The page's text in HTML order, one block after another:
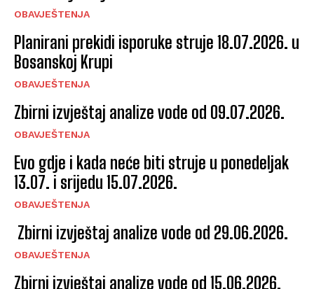
OBAVJEŠTENJA
Planirani prekidi isporuke struje 18.07.2026. u
Bosanskoj Krupi
OBAVJEŠTENJA
Zbirni izvještaj analize vode od 09.07.2026.
OBAVJEŠTENJA
Evo gdje i kada neće biti struje u ponedeljak
13.07. i srijedu 15.07.2026.
OBAVJEŠTENJA
Zbirni izvještaj analize vode od 29.06.2026.
OBAVJEŠTENJA
Zbirni izvještaj analize vode od 15.06.2026.